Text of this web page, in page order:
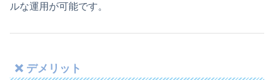
ルな運用が可能です。
❌ デメリット